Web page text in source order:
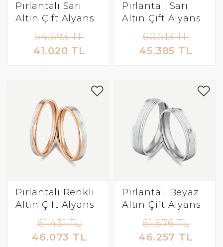
Pırlantalı Sarı
Altın Çift Alyans
54.693 TL
41.020 TL
Pırlantalı Sarı
Altın Çift Alyans
60.513 TL
45.385 TL
Pırlantalı Renkli
Altın Çift Alyans
61.431 TL
46.073 TL
Pırlantalı Beyaz
Altın Çift Alyans
61.676 TL
46.257 TL